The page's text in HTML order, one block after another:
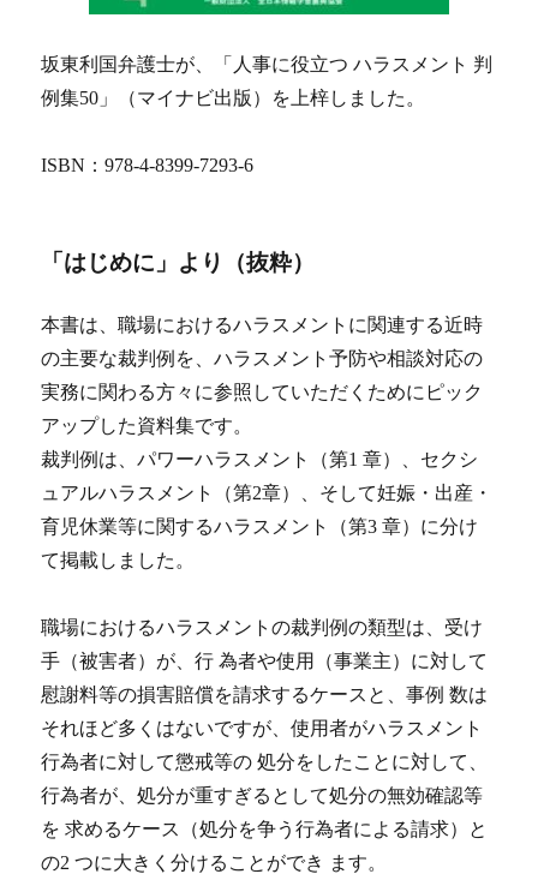
坂東利国弁護士が、「人事に役立つ ハラスメント 判
例集50」（マイナビ出版）を上梓しました。
ISBN：978-4-8399-7293-6
「はじめに」より（抜粋）
本書は、職場におけるハラスメントに関連する近時
の主要な裁判例を、ハラスメント予防や相談対応の
実務に関わる方々に参照していただくためにピック
アップした資料集です。
裁判例は、パワーハラスメント（第1 章）、セクシ
ュアルハラスメント（第2章）、そして妊娠・出産・
育児休業等に関するハラスメント（第3 章）に分け
て掲載しました。
職場におけるハラスメントの裁判例の類型は、受け
手（被害者）が、行 為者や使用（事業主）に対して
慰謝料等の損害賠償を請求するケースと、事例 数は
それほど多くはないですが、使用者がハラスメント
行為者に対して懲戒等の 処分をしたことに対して、
行為者が、処分が重すぎるとして処分の無効確認等
を 求めるケース（処分を争う行為者による請求）と
の2 つに大きく分けることができ ます。